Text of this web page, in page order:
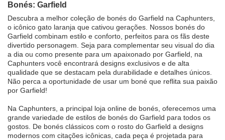
Bonés: Garfield
Descubra a melhor coleção de bonés do Garfield na Caphunters,
o icônico gato laranja que cativou gerações. Nossos bonés do
Garfield combinam estilo e conforto, perfeitos para os fãs deste
divertido personagem. Seja para complementar seu visual do dia
a dia ou como presente para um apaixonado por Garfield, na
Caphunters você encontrará designs exclusivos e de alta
qualidade que se destacam pela durabilidade e detalhes únicos.
Não perca a oportunidade de usar um boné que reflita sua paixão
por Garfield!
Na Caphunters, a principal loja online de bonés, oferecemos uma
grande variedade de estilos de bonés do Garfield para todos os
gostos. De bonés clássicos com o rosto do Garfield a designs
modernos com citações icônicas, cada peça é projetada para